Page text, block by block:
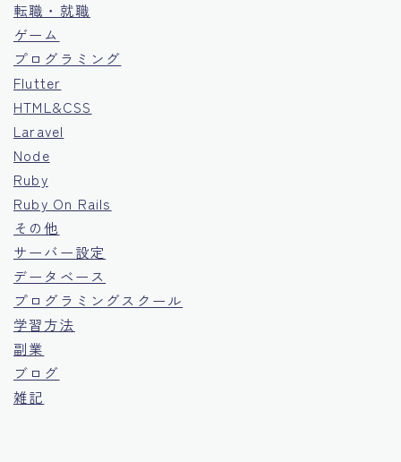
転職・就職
ゲーム
プログラミング
Flutter
HTML&CSS
Laravel
Node
Ruby
Ruby On Rails
その他
サーバー設定
データベース
プログラミングスクール
学習方法
副業
ブログ
雑記